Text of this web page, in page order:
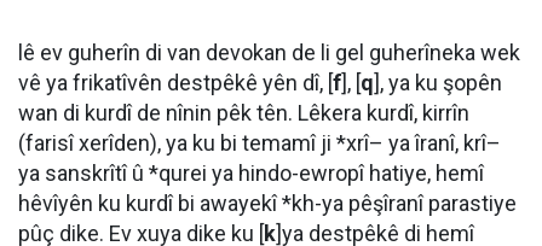
lê ev guherîn di van devokan de li gel guherîneka wek
vê ya frikatîvên destpêkê yên dî, [f], [q], ya ku şopên
wan di kurdî de nînin pêk tên. Lêkera kurdî, kirrîn
(farisî xerîden), ya ku bi temamî ji *xrî– ya îranî, krî–
ya sanskrîtî û *qurei ya hindo-ewropî hatiye, hemî
hêvîyên ku kurdî bi awayekî *kh-ya pêşîranî parastiye
pûç dike. Ev xuya dike ku [k]ya destpêkê di hemî